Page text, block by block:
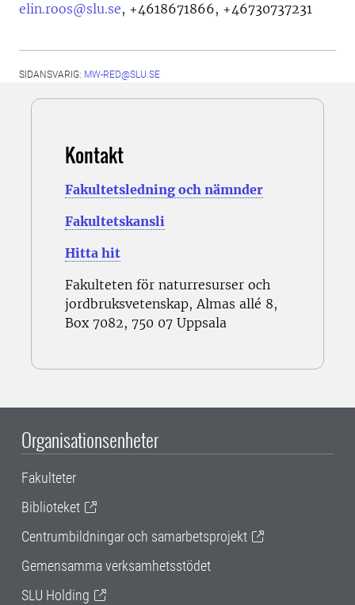
elin.roos@slu.se, +4618671866, +46730737231
SIDANSVARIG: MW-RED@SLU.SE
Kontakt
Fakultetsledning och nämnder
Fakultetskansli
Hitta hit
Fakulteten för naturresurser och
jordbruksvetenskap, Almas allé 8,
Box 7082, 750 07 Uppsala
Organisationsenheter
Fakulteter
Biblioteket
Centrumbildningar och samarbetsprojekt
Gemensamma verksamhetsstödet
SLU Holding